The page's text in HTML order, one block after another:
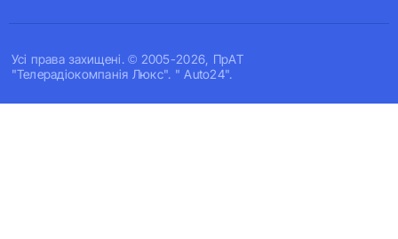
Усi права захищенi. © 2005-2026, ПрАТ
"Телерадіокомпанія Люкс". " Auto24".